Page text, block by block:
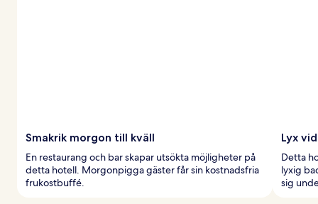
Smakrik morgon till kväll
En restaurang och bar skapar utsökta möjligheter på
detta hotell. Morgonpigga gäster får sin kostnadsfria
frukostbuffé.
Lyx
Detta
lyxig
sig